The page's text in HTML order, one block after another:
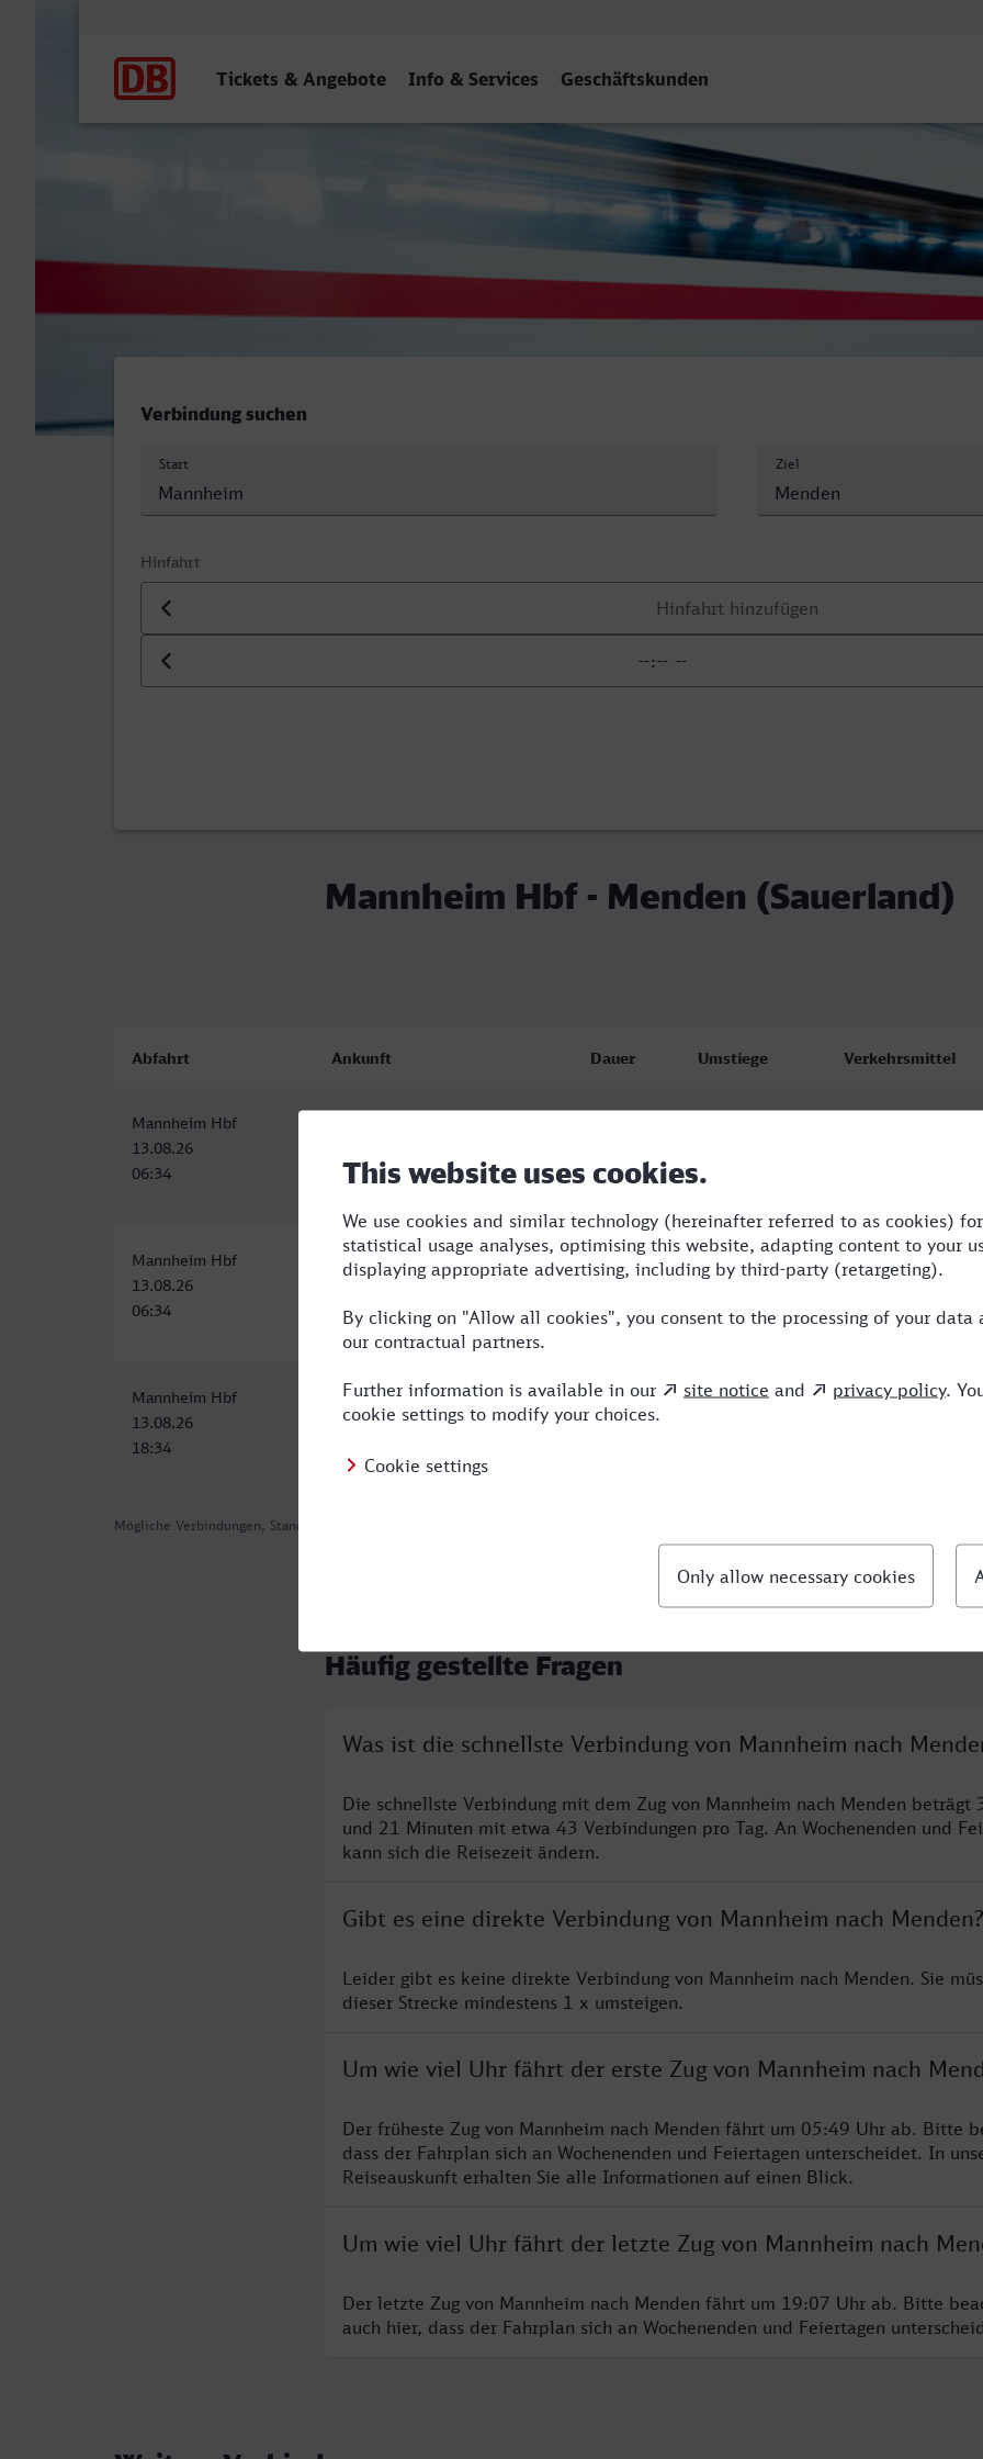
Tickets & Angebote Info & Services Geschäftskunden
Mannheim Hbf - Menden (Sauerland)
Verbindung suchen
Start Ziel
Hinfahrt
Datum der Hinfahrt
Uhrzeit der Hinfahrt
Mannheim Hbf - Menden (Sauerland)
Mögliche Verbindungen, Stand: 2026-07-30 05:29
Abfahrt Ankunft Dauer Umstiege Verkehrsmittel
Mannheim Hbf
13.08.26
06:34
09:55
Mannheim Hbf
13.08.26
06:34
Menden (Sauerland)
13.08.26
09:55
3:21 RB,RE,ICE
Mannheim Hbf
13.08.26
18:34
Menden (Sauerland)
13.08.26
3:35 3 RB,RE,ICE,NX
Häufig gestellte Fragen
Was ist die schnellste Verbindung von Mannheim nach
Die schnellste Verbindung mit dem Zug von Mannheim nach Menden beträgt
und 21 Minuten mit etwa 43 Verbindungen pro Tag. An Wochenenden und
kann sich die Reisezeit ändern.
Gibt es eine direkte Verbindung von Mannheim nach Menden?
Leider gibt es keine direkte Verbindung von Mannheim nach Menden. Sie
dieser Strecke mindestens 1 x umsteigen.
Um wie viel Uhr fährt der erste Zug von Mannheim nach
Der früheste Zug von Mannheim nach Menden fährt um 05:49 Uhr ab. Bitte
dass der Fahrplan sich an Wochenenden und Feiertagen unterscheidet. In
Reiseauskunft erhalten Sie alle Informationen auf einen Blick.
Um wie viel Uhr fährt der letzte Zug von Mannheim nach
Der letzte Zug von Mannheim nach Menden fährt um 19:07 Uhr ab. Bitte
auch hier, dass der Fahrplan sich an Wochenenden und Feiertagen